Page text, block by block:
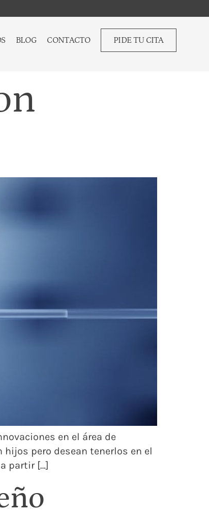
BLOG CONTACTO PIDE TU CITA
en el área de
pero desean tenerlos en el
partir […]